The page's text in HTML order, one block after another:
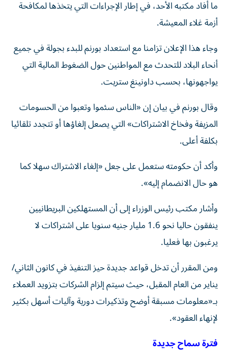
ما أفاد مكتبه الأحد، في إطار الإجراءات التي يتخذها لمكافحة
أزمة غلاء المعيشة.
وجاء هذا الإعلان تزامنا مع استعداد بورنم للبدء بجولة في جميع
أنحاء البلاد للتحدث مع المواطنين حول الضغوط المالية التي
يواجهونها، بحسب داونينغ ستريت.
وقال بورنم في بيان إن «الناس سئموا وتعبوا من الحسومات
المزيفة وفخاخ الاشتراكات» التي يصعل إلغاؤها أو تتجدد تلقائيا
بكلفة أعلى.
وأكد أن حكومته ستعمل على جعل «إلغاء الاشتراك سهلا كما
هو حال الانضمام إليه».
وأشار مكتب رئيس الوزراء إلى أن المستهلكين البريطانيين
ينفقون حاليا نحو 1.6 مليار جنيه سنويا على اشتراكات لا
يرغبون بها فعليا.
ومن المقرر أن تدخل قواعد جديدة حيز التنفيذ في كانون الثاني/
يناير من العام المقبل، حيث سيتم إلزام الشركات بتزويد العملاء
بـ«معلومات مسبقة أوضح وتذكيرات دورية وآليات أسهل بكثير
لإنهاء العقود».
فترة سماح جديدة